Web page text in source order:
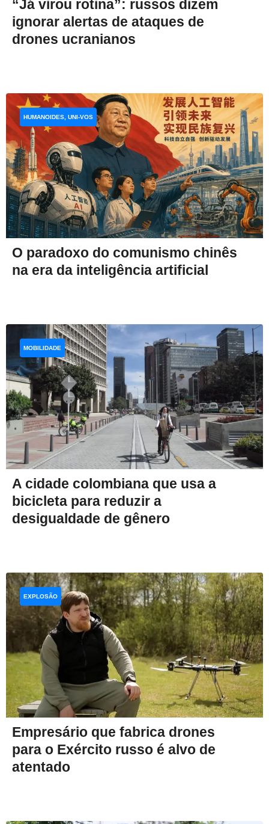
“Já virou rotina”: russos dizem
ignorar alertas de ataques de
drones ucranianos
O paradoxo do comunismo chinês
na era da inteligência artificial
HUMANOIDES, UNI-VOS
A cidade colombiana que usa a
bicicleta para reduzir a
desigualdade de gênero
MOBILIDADE
Empresário que fabrica drones
para o Exército russo é alvo de
atentado
EXPLOSÃO